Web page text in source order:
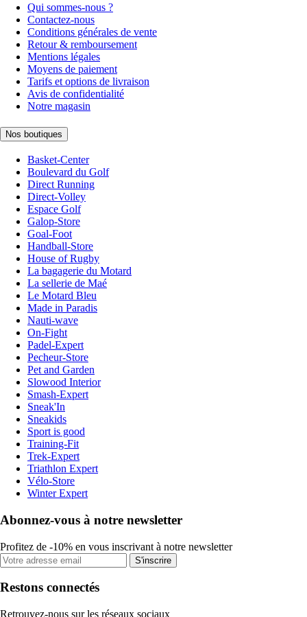
Qui sommes-nous ?
Contactez-nous
Conditions générales de vente
Retour & remboursement
Mentions légales
Moyens de paiement
Tarifs et options de livraison
Avis de confidentialité
Notre magasin
Nos boutiques
Basket-Center
Boulevard du Golf
Direct Running
Direct-Volley
Espace Golf
Galop-Store
Goal-Foot
Handball-Store
House of Rugby
La bagagerie du Motard
La sellerie de Maé
Le Motard Bleu
Made in Paradis
Nauti-wave
On-Fight
Padel-Expert
Pecheur-Store
Pet and Garden
Slowood Interior
Smash-Expert
Sneak'In
Sneakids
Sport is good
Training-Fit
Trek-Expert
Triathlon Expert
Vélo-Store
Winter Expert
Abonnez-vous à notre newsletter
Profitez de -10% en vous inscrivant à notre newsletter
S'inscrire
Restons connectés
Retrouvez-nous sur les réseaux sociaux